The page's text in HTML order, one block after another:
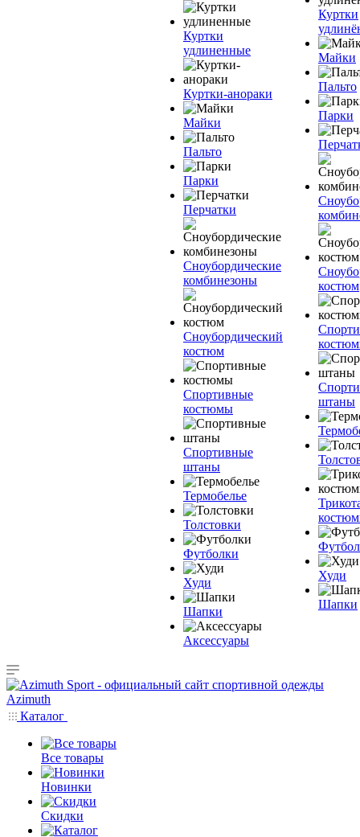
Куртки
удлиненные
Куртки-анораки
Майки
Пальто
Парки
Перчатки
Сноубордические
комбинезоны
Сноубордический
костюм
Спортивные
костюмы
Спортивные
штаны
Термобелье
Толстовки
Футболки
Худи
Шапки
Аксессуары
Куртки
Майки
Пальто
Парки
костюм
штаны
Худи
Шапки
Каталог
Все товары
Новинки
Скидки